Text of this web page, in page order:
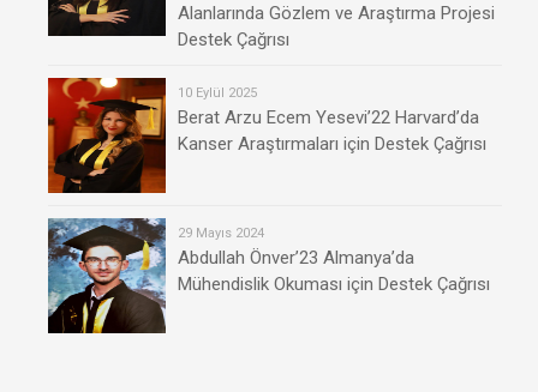
Alanlarında Gözlem ve Araştırma Projesi
Destek Çağrısı
10 Eylül 2025
Berat Arzu Ecem Yesevi’22 Harvard’da
Kanser Araştırmaları için Destek Çağrısı
29 Mayıs 2024
Abdullah Önver’23 Almanya’da
Mühendislik Okuması için Destek Çağrısı